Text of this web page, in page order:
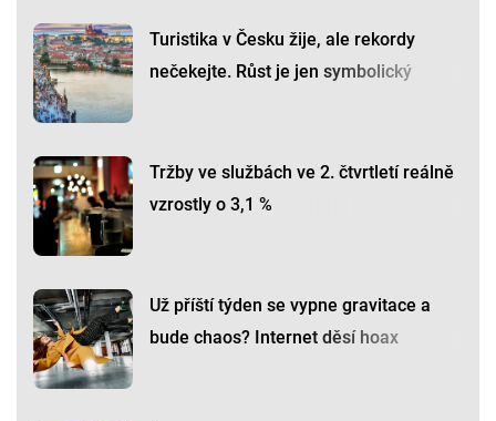
Turistika v Česku žije, ale rekordy
nečekejte. Růst je jen symbolický
Tržby ve službách ve 2. čtvrtletí reálně
vzrostly o 3,1 %
Už příští týden se vypne gravitace a
bude chaos? Internet děsí hoax